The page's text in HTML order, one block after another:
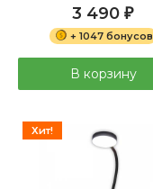
3 490 ₽
+ 1047 бонусов
В корзину
Хит!